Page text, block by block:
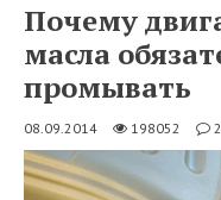
Почему
масла
промывать
08.09.2014 198052